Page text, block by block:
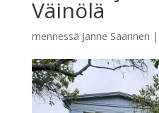
Väinölä
mennessä Janne Saarinen |